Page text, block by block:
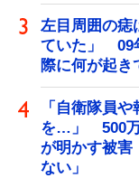
左目周囲の痣
ていた」 09
際に何が起き
「自衛隊員
を…」 500万
が明かす被
ない」